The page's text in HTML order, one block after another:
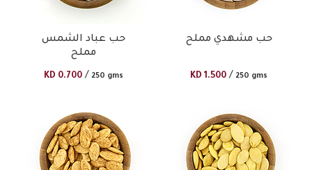
حب عباد الشمس
مملح
KD 0.700 / 250 gms
حب مشهدي مملح
KD 1.500 / 250 gms